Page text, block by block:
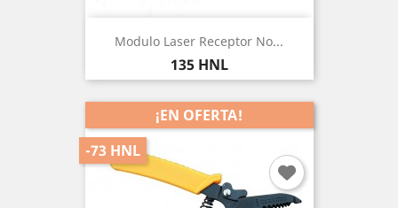
Modulo Laser Receptor No...
Precio
135 HNL
-73 HNL
¡EN OFERTA!